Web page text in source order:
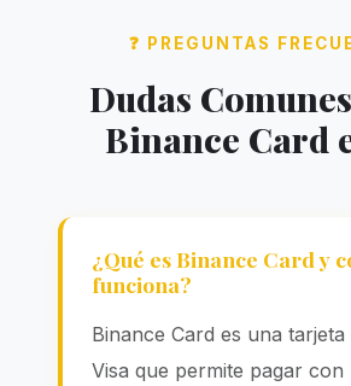
❓ PREGUNTAS
Dudas
Binance Card
¿Qué es Binance Card y
funciona?
Binance Card es una tarjeta
Visa que permite pagar con